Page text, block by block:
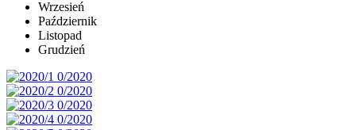
Wrzesień
Październik
Listopad
Grudzień